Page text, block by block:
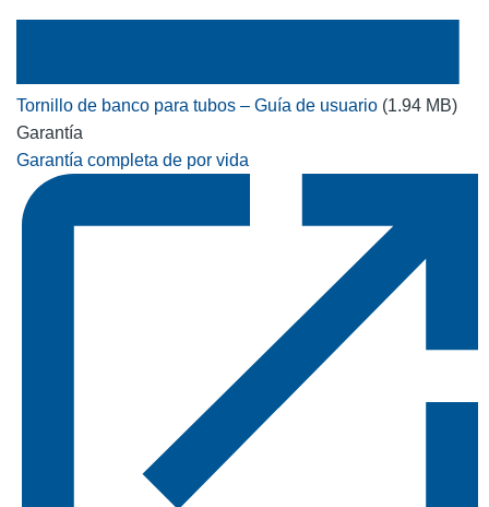
Tornillo de banco para tubos – Guía de usuario (1.94 MB)
Garantía
Garantía completa de por vida